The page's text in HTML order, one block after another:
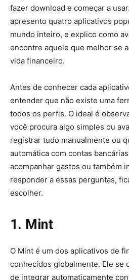
fazer download e começar a
apresento quatro aplicativos
mundo inteiro, e explico como
encontre aquele que melhor se
vida financeiro.
Antes de conhecer cada
entender que não existe uma
todos os perfis. O ideal é
você procura algo simples ou
registrar tudo manualmente ou
automática com contas
acompanhar gastos ou também
responder a essas perguntas,
escolher.
1. Mint
O Mint é um dos aplicativos de
conhecidos globalmente. Ele se
de integrar automaticamente